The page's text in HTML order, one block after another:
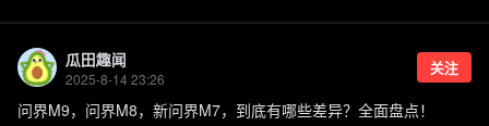
瓜田趣闻
2025-8-14 23:26
关注
问界M9，问界M8，新问界M7，到底有哪些差异？全面盘点！